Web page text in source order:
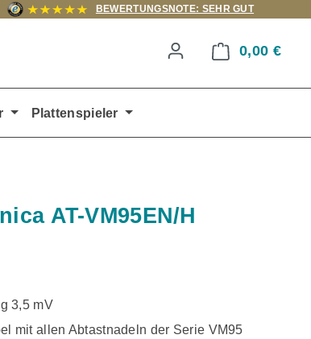
BEWERTUNGSNOTE: SEHR GUT
0,00 €
Plattenspieler
AT-VM95EN/H
3,5 mV
mit allen Abtastnadeln der Serie VM95